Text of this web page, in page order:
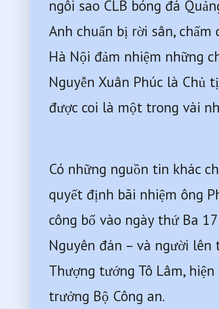
ngôi sao CLB bóng đá
Anh chuẩn bị rời sân, chấm
Hà Nội đảm nhiệm những
Nguyễn Xuân Phúc là Chủ
được coi là một trong vài
Có những nguồn tin khác
quyết định bãi nhiệm ông
công bố vào ngày thứ Ba
Nguyên đán – và người
Thượng tướng Tô Lâm,
trưởng Bộ Công an.